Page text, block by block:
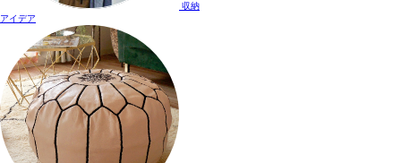
収納
アイデア